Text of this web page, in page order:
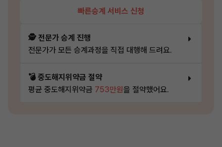
빠른승계 서비스 신청
🕵️ 전문가 승계 진행
전문가가 모든 승계과정을 직접 대행해 드려요.
💣 중도해지위약금 절약
평균 중도해지위약금 753만원을 절약했어요.